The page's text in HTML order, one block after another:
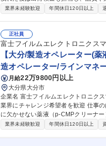
す。 【詳細】■部品受入・製品出荷検査業務全般■新製品立ち上げ時等の部品認定業務■ノギス、マイクロメータ
外対応 ■受入検査部門の運営取りま
募集職種 町田【品質管理(受入～出荷
業界未経験歓迎 年間休日120日以上
正社員
富士フイルムエレクトロニクス
【大分/製造オペレーター(
造オペレーター/ラインマネ
月給22万9800円以上
大分県大分市
企業名 富士フイルムエレクトロニクスマテリアルズ株式会社 求人名
業界にチャレンジ希望者を歓迎 仕事の内容 大分工場にて製造オペレーターをご担当いただきます。半導体の製造
に欠かせない薬液（p-CMPクリーナ
JTを中心に業務を習得できる環境です。 【業務の魅力】半導体の最先端メーカーとの取引が多い事で、
工程で使用されるプロセス材料や半
業界未経験歓迎 年間休日120日以上